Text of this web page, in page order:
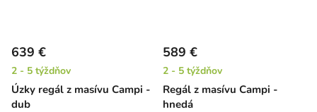
Úzky regál z masívu Campi -
dub
639 €
2 - 5 týždňov
Regál z masívu Campi -
hnedá
589 €
2 - 5 týždňov